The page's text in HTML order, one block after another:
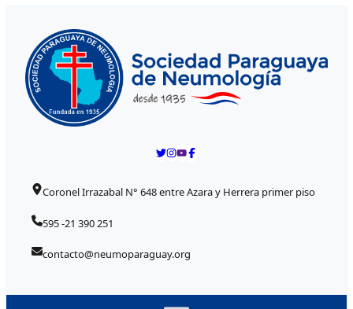
Coronel Irrazabal N° 648 entre Azara y Herrera primer piso
595 -21 390 251
contacto@neumoparaguay.org